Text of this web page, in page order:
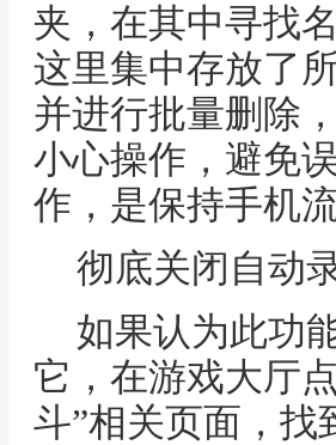
夹，在其中寻找
这里集中存放了
并进行批量删除
小心操作，避免
作，是保持手机
彻底关闭自动
如果认为此功
它，在游戏大厅
斗”相关页面，找